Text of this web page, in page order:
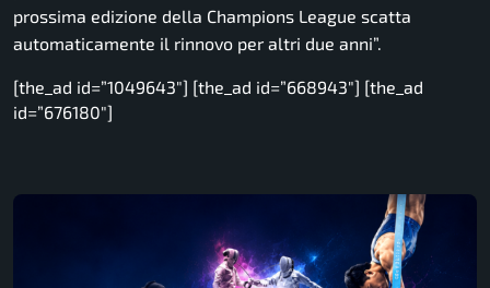
prossima edizione della Champions League scatta
automaticamente il rinnovo per altri due anni”.
[the_ad id=”1049643″] [the_ad id=”668943″] [the_ad
id=”676180″]